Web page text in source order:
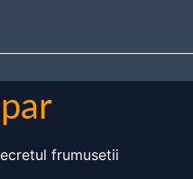
frumusetii